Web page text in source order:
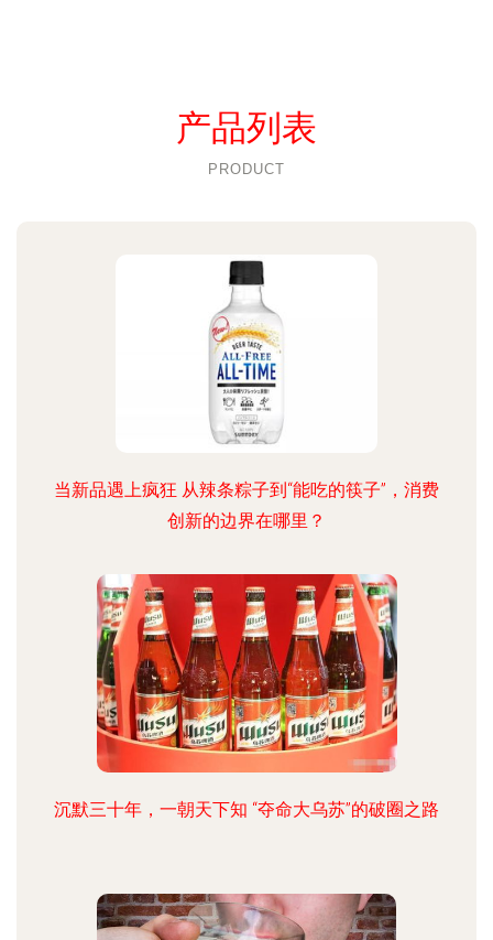
产品列表
PRODUCT
当新品遇上疯狂 从辣条粽子到“能吃的筷子”，消费
创新的边界在哪里？
沉默三十年，一朝天下知 “夺命大乌苏”的破圈之路